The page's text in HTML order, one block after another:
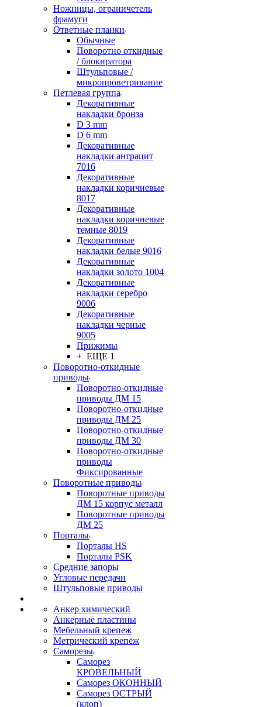
Ножницы, ограничетель
фрамуги
Ответные планки
Обычные
Поворотно откидные
/ блокиратора
Штульповые /
микропроветривание
Петлевая группа
Декоративные
накладки бронза
D 3 mm
D 6 mm
Декоративные
накладки антрацит
7016
Декоративные
накладки коричневые
8017
Декоративные
накладки коричневые
темные 8019
Декоративные
накладки белые 9016
Декоративные
накладки золото 1004
Декоративные
накладки серебро
9006
Декоративные
накладки черные
9005
Прижимы
+ ЕЩЕ 1
Поворотно-откидные
приводы
Поворотно-откидные
приводы ДМ 15
Поворотно-откидные
приводы ДМ 25
Поворотно-откидные
приводы ДМ 30
Поворотно-откидные
приводы
Фиксированные
Поворотные приводы
Поворотные приводы
ДМ 15 корпус металл
Поворотные приводы
ДМ 25
Порталы
Порталы HS
Порталы PSK
Средние запоры
Угловые передачи
Штульповые приводы
Анкер химический
Анкерные пластины
Мебельный крепеж
Метрический крепёж
Саморезы
Саморез
КРОВЕЛЬНЫЙ
Саморез ОКОННЫЙ
Саморез ОСТРЫЙ
(клоп)